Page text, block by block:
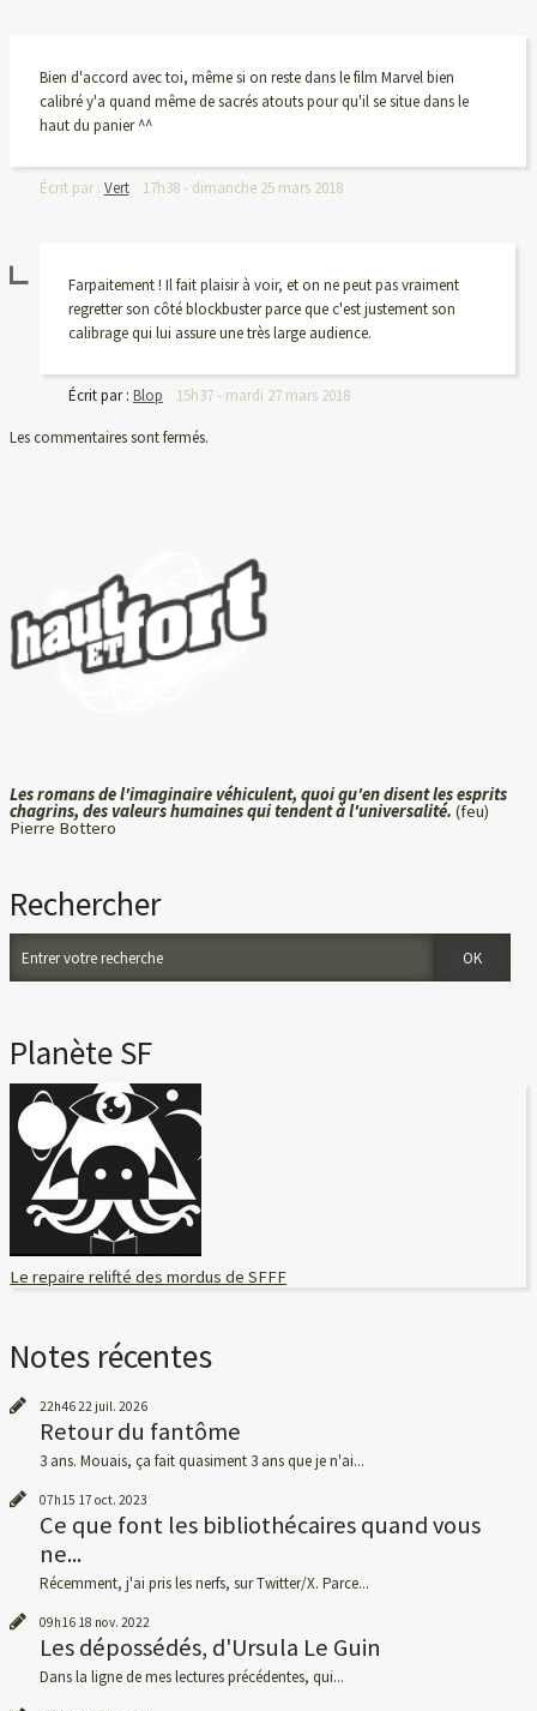
Les romans de l'imaginaire véhiculent, quoi qu'en disent les esprits
chagrins, des valeurs humaines qui tendent à l'universalité. (feu)
Pierre Bottero
Rechercher
Planète SF
Le repaire relifté des mordus de SFFF
Notes récentes
22h4622 juil. 2026
Retour du fantôme
3 ans. Mouais, ça fait quasiment 3 ans que je n'ai...
07h15 17 oct. 2023
Ce que font les bibliothécaires quand vous
ne...
Récemment, j'ai pris les nerfs, sur Twitter/X. Parce...
09h16 18 nov. 2022
Les dépossédés, d'Ursula Le Guin
Dans la ligne de mes lectures précédentes, qui...
Bien d'accord avec toi, même si on reste dans le film Marvel bien
calibré y'a quand même de sacrés atouts pour qu'il se situe dans le
haut du panier ^^
Écrit par : Vert 17h38- dimanche 25 mars 2018
Farpaitement ! Il fait plaisir à voir, et on ne peut pas vraiment
regretter son côté blockbuster parce que c'est justement son
calibrage qui lui assure une très large audience.
Écrit par : Blop 15h37- mardi 27 mars 2018
Les commentaires sont fermés.